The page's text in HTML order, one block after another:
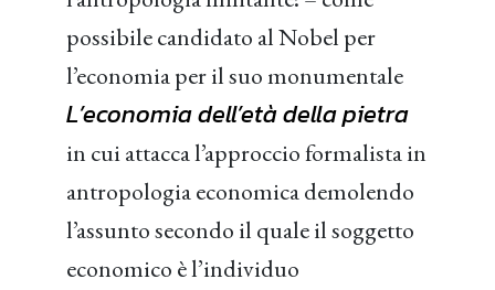
possibile candidato al Nobel per
l’economia per il suo monumentale
L’economia dell’età della pietra
in cui attacca l’approccio formalista in
antropologia economica demolendo
l’assunto secondo il quale il soggetto
economico è l’individuo